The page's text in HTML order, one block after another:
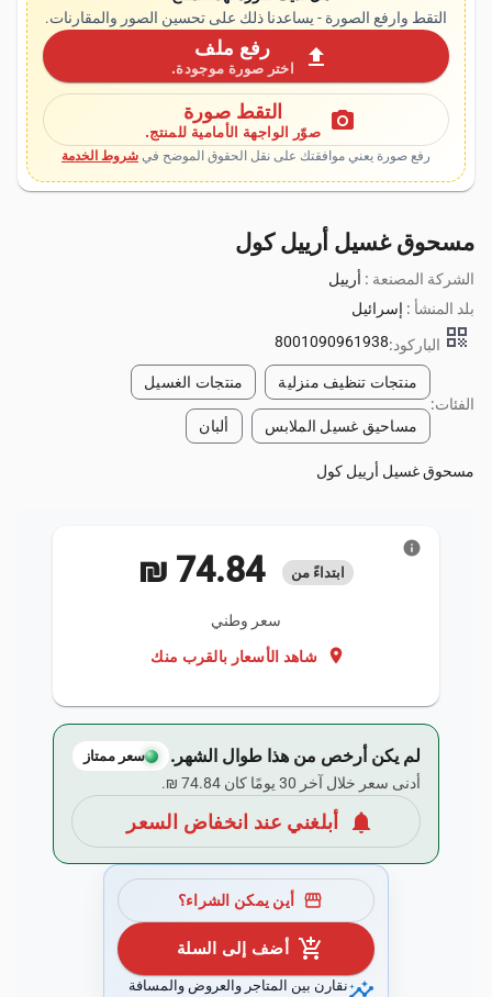
التقط وارفع الصورة - يساعدنا ذلك على تحسين الصور والمقارنات.
upload رفع ملف
اختر صورة موجودة.
photo_camera التقط صورة
صوّر الواجهة الأمامية للمنتج.
رفع صورة يعني موافقتك على نقل الحقوق الموضح في شروط الخدمة
مسحوق غسيل أرييل كول
الشركة المصنعة : أرييل
بلد المنشأ : إسرائيل
qr_code الباركود:8001090961938
الفئات:
منتجات تنظيف منزلية منتجات الغسيل
مساحيق غسيل الملابس ألبان
مسحوق غسيل أرييل كول
ابتداءً من ‏74.84 ₪
سعر وطني
location_on شاهد الأسعار بالقرب منك
info
لم يكن أرخص من هذا طوال الشهر. سعر ممتاز
أدنى سعر خلال آخر 30 يومًا كان ‏74.84 ₪.
notifications أبلغني عند انخفاض السعر
storefront أين يمكن الشراء؟
add_shopping_cart أضف إلى السلة
insightsنقارن بين المتاجر والعروض والمسافة